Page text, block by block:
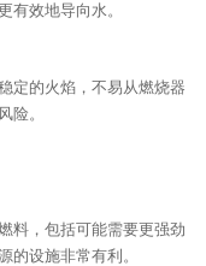
有效地导向水。
定的火焰，不易从燃烧器
险。
料，包括可能需要更强劲
的设施非常有利。